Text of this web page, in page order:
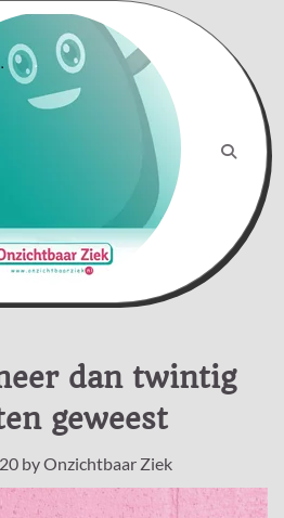
dan twintig
geweest
byOnzichtbaar Ziek